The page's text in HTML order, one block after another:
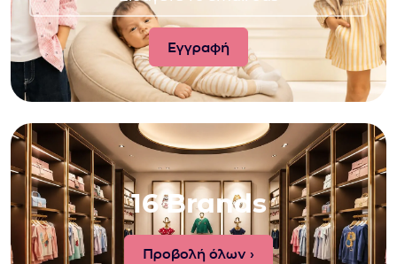
16 Brands
Προβολή όλων ›